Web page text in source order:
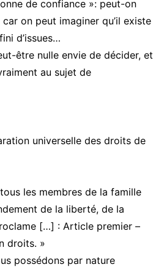
de confiance »: peut-on
on peut imaginer qu’il existe
d’issues…
être nulle envie de décider, et
au sujet de
universelle des droits de
les membres de la famille
de la liberté, de la
[…] : Article premier –
droits. »
possédons par nature